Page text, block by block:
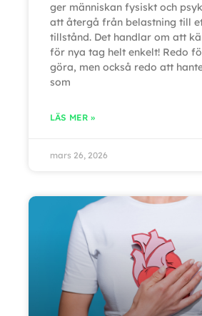
ger människan fysiskt och
att återgå från belastning till
tillstånd. Det handlar om att
för nya tag helt enkelt! Redo
göra, men också redo att
som
LÄS MER »
mars 26, 2026